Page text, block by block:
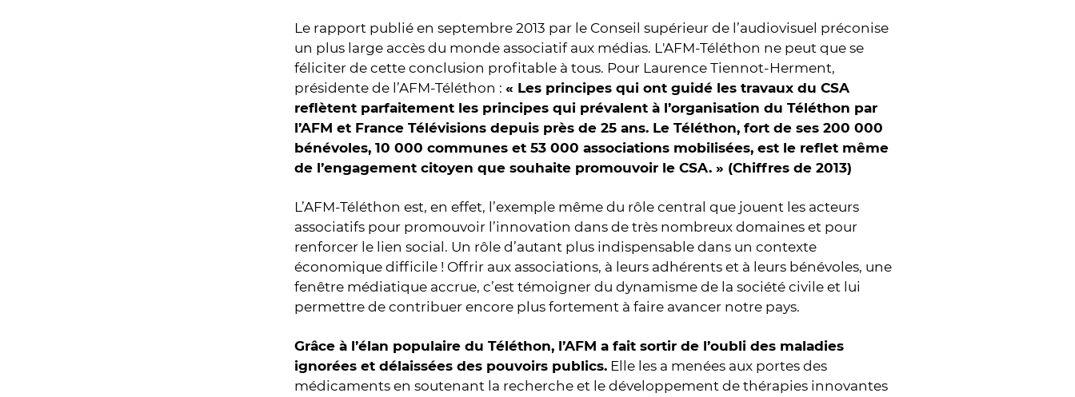
Le rapport publié en septembre 2013 par le Conseil supérieur de l’audiovisuel préconise
un plus large accès du monde associatif aux médias. L'AFM-Téléthon ne peut que se
féliciter de cette conclusion profitable à tous. Pour Laurence Tiennot-Herment,
présidente de l’AFM-Téléthon : « Les principes qui ont guidé les travaux du CSA
reflètent parfaitement les principes qui prévalent à l’organisation du Téléthon par
l’AFM et France Télévisions depuis près de 25 ans. Le Téléthon, fort de ses 200 000
bénévoles, 10 000 communes et 53 000 associations mobilisées, est le reflet même
de l’engagement citoyen que souhaite promouvoir le CSA. » (Chiffres de 2013)
L’AFM-Téléthon est, en effet, l’exemple même du rôle central que jouent les acteurs
associatifs pour promouvoir l’innovation dans de très nombreux domaines et pour
renforcer le lien social. Un rôle d’autant plus indispensable dans un contexte
économique difficile ! Offrir aux associations, à leurs adhérents et à leurs bénévoles, une
fenêtre médiatique accrue, c’est témoigner du dynamisme de la société civile et lui
permettre de contribuer encore plus fortement à faire avancer notre pays.
Grâce à l’élan populaire du Téléthon, l’AFM a fait sortir de l’oubli des maladies
ignorées et délaissées des pouvoirs publics. Elle les a menées aux portes des
médicaments en soutenant la recherche et le développement de thérapies innovantes